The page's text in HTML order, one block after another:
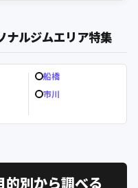
ナルジムエリア特集
船橋
市川
別から調べる